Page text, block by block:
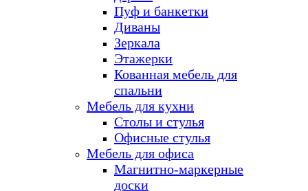
Пуф и банкетки
Диваны
Зеркала
Этажерки
Кованная мебель для
спальни
Мебель для кухни
Столы и стулья
Офисные стулья
Мебель для офиса
Магнитно-маркерные
доски